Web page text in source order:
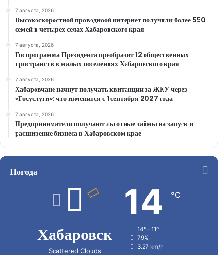
7 августа, 2026
Высокоскоростной проводноой интернет получили более 550
семей в четырех селах Хабаровского края
7 августа, 2026
Госпрограмма Президента преобразит 12 общественных
пространств в малых поселениях Хабаровского края
7 августа, 2026
Хабаровчане начнут получать квитанции за ЖКУ через
«Госуслуги»: что изменится с 1 сентября 2027 года
7 августа, 2026
Предприниматели получают льготные займы на запуск и
расширение бизнеса в Хабаровском крае
Погода
Хабаровск
Scattered Clouds
14 ℃
14º - 11º
79%
3.27 km/h